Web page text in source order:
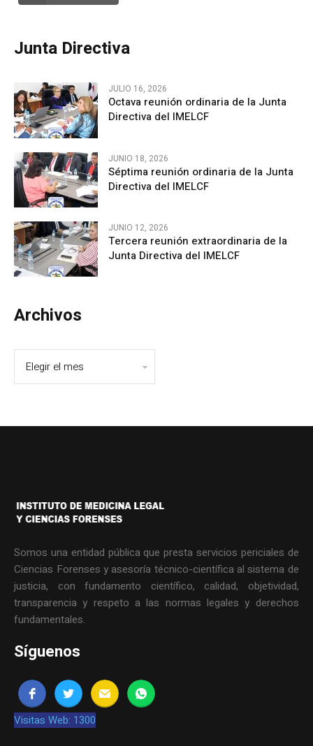
Junta Directiva
JULIO 16, 2026
Octava reunión ordinaria de la Junta
Directiva del IMELCF
JUNIO 18, 2026
Séptima reunión ordinaria de la Junta
Directiva del IMELCF
JUNIO 12, 2026
Tercera reunión extraordinaria de la
Junta Directiva del IMELCF
Archivos
Somos una entidad pública que presta servicios periciales de
Ciencias Forenses y asesoría técnico-científica al sistema de
justicia, con fundamento científico, calidad, objetividad,
transparencia y respeto a las normas legales y derechos
fundamentales.
Síguenos
Visitas Web: 1300